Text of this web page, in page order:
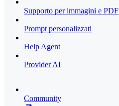
Supporto per immagini e PDF
Prompt personalizzati
Help Agent
Provider AI
Community